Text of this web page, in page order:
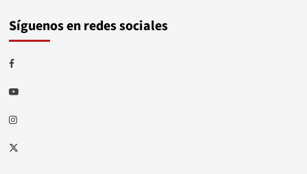
Síguenos en redes sociales
Facebook
Youtube
Instagram
Twitter